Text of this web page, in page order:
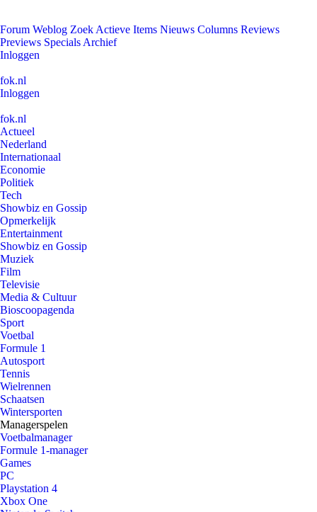
Forum Weblog Zoek Actieve Items Nieuws Columns Reviews
Previews Specials Archief
Inloggen
fok.nl
Inloggen
fok.nl
Actueel
Nederland
Internationaal
Economie
Politiek
Tech
Showbiz en Gossip
Opmerkelijk
Entertainment
Showbiz en Gossip
Muziek
Film
Televisie
Media & Cultuur
Bioscoopagenda
Sport
Voetbal
Formule 1
Autosport
Tennis
Wielrennen
Schaatsen
Wintersporten
Managerspelen
Voetbalmanager
Formule 1-manager
Games
PC
Playstation 4
Xbox One